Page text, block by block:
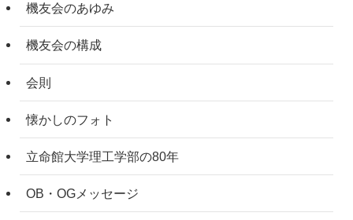
機友会のあゆみ
機友会の構成
会則
懐かしのフォト
立命館大学理工学部の80年
OB・OGメッセージ